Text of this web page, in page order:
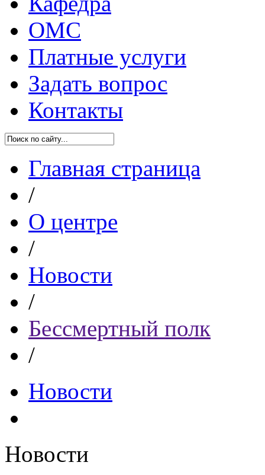
ОМС
Платные услуги
Задать вопрос
Контакты
Главная страница
/
О центре
/
Новости
/
Бессмертный полк
/
Новости
Новости